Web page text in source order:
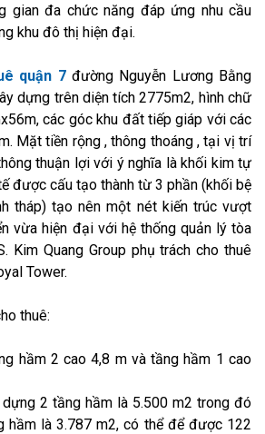
gian đa chức năng đáp ứng nhu cầu
khu đô thị hiện đại.
quận 7đường Nguyễn Lương Bằng
dựng trên diện tích 2775m2, hình chữ
các góc khu đất tiếp giáp với các
Mặt tiền rộng , thông thoáng , tại vị trí
thuận lợi với ý nghĩa là khối kim tự
được cấu tạo thành từ 3 phần (khối bệ
tháp) tạo nên một nét kiến trúc vượt
vừa hiện đại với hệ thống quản lý tòa
Kim Quang Group phụ trách cho thuê
Tower.
thuê:
hầm 2 cao 4,8 m và tầng hầm 1 cao
2 tầng hầm là 5.500 m2 trong đó
hầm là 3.787 m2, có thể để được 122